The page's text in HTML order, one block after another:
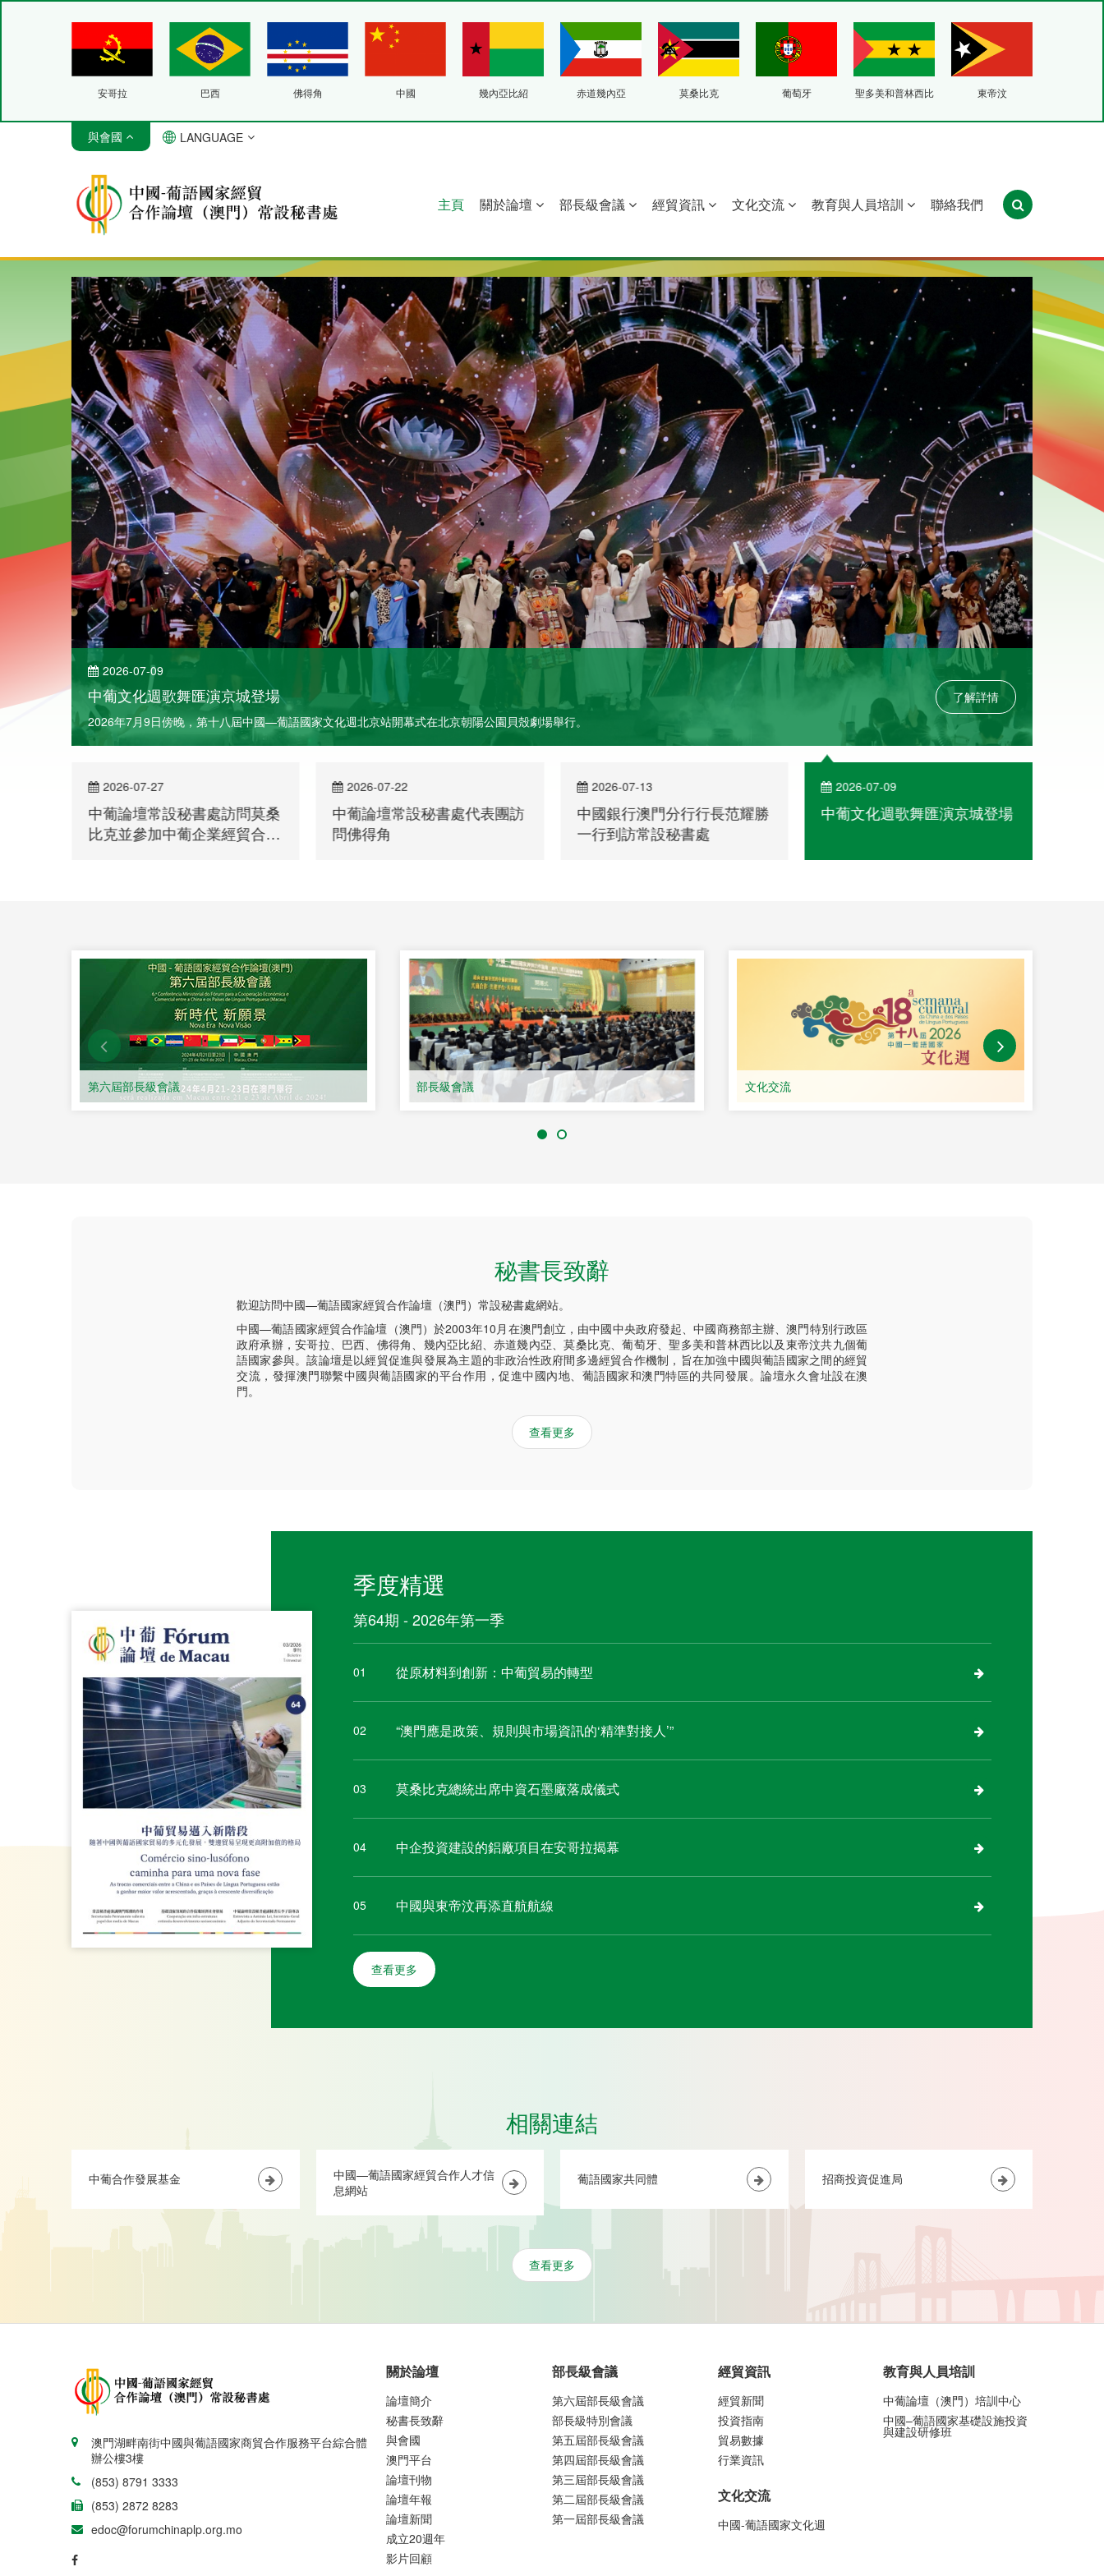
安哥拉 巴西 佛得角 中國 幾內亞比紹 赤道幾內亞 莫桑比克 葡萄牙 聖多美和普林西比 東帝汶
與會國 LANGUAGE
主頁 關於論壇 部長級會議 經貿資訊 文化交流 教育與人員培訓 聯絡我們
解詳情
2026-07-09
中葡文化週歌舞匯演京城登場
2026年7月9日傍晚，第十八屆中國—葡語國家文化週北京站開幕式在北京朝陽公園貝殼劇場舉行。
了解詳情
2026-07-27
中葡論壇常設秘書處訪問莫桑
比克並參加中葡企業經貿合作
2026-07-22
中葡論壇常設秘書處代表團訪
問佛得角
2026-07-13
中國銀行澳門分行行長范耀勝
一行到訪常設秘書處
2026-07-09
中葡文化週歌舞匯演京城登場
第六屆部長級會議 部長級會議 文化交流
秘書長致辭
歡迎訪問中國—葡語國家經貿合作論壇（澳門）常設秘書處網站。
中國—葡語國家經貿合作論壇（澳門）於2003年10月在澳門創立，由中國中央政府發起、中國商務部主辦、澳門特別行政區
政府承辦，安哥拉、巴西、佛得角、幾內亞比紹、赤道幾內亞、莫桑比克、葡萄牙、聖多美和普林西比以及東帝汶共九個葡
語國家參與。該論壇是以經貿促進與發展為主題的非政治性政府間多邊經貿合作機制，旨在加強中國與葡語國家之間的經貿
交流，發揮澳門聯繫中國與葡語國家的平台作用，促進中國內地、葡語國家和澳門特區的共同發展。論壇永久會址設在澳
門。
查看更多
季度精選
第64期 - 2026年第一季
01 從原材料到創新：中葡貿易的轉型
02 “澳門應是政策、規則與市場資訊的‘精準對接人’”
03 莫桑比克總統出席中資石墨廠落成儀式
04 中企投資建設的鋁廠項目在安哥拉揭幕
05 中國與東帝汶再添直航航線
查看更多
相關連結
中葡合作發展基金
中國—葡語國家經貿合作人才信
息網站
葡語國家共同體 招商投資促進局
查看更多
澳門湖畔南街中國與葡語國家商貿合作服務平台綜合體
辦公樓3樓
(853) 8791 3333
(853) 2872 8283
edoc@forumchinaplp.org.mo
關於論壇
論壇簡介
秘書長致辭
與會國
澳門平台
論壇刊物
論壇年報
論壇新聞
成立20週年
影片回顧
部長級會議
第六屆部長級會議
部長級特別會議
第五屆部長級會議
第四屆部長級會議
第三屆部長級會議
第二屆部長級會議
第一屆部長級會議
經貿資訊
經貿新聞
投資指南
貿易數據
行業資訊
文化交流
中國-葡語國家文化週
教育與人員培訓
中葡論壇（澳門）培訓中心
中國–葡語國家基礎設施投資
與建設研修班